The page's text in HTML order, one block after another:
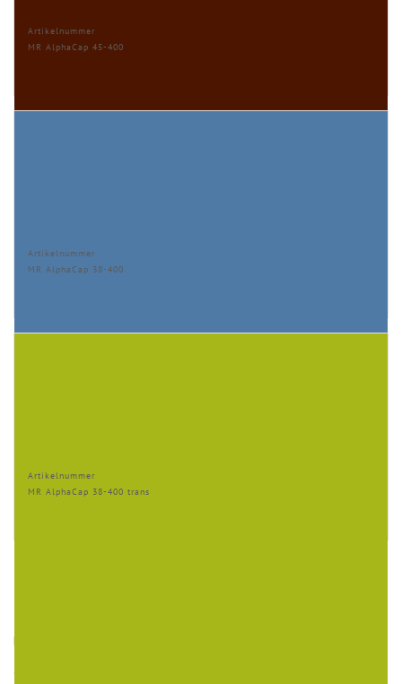
Artikelnummer
MR AlphaCap 45-400
Artikelnummer
MR AlphaCap 38-400
Artikelnummer
MR AlphaCap 38-400 trans
HINWEISE